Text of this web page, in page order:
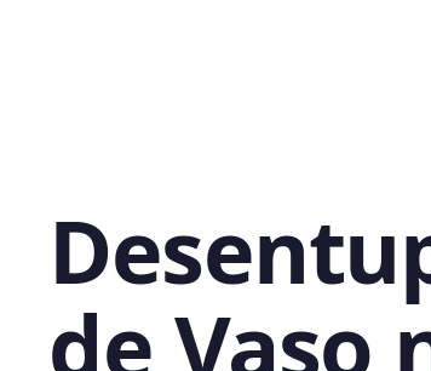
de Vaso